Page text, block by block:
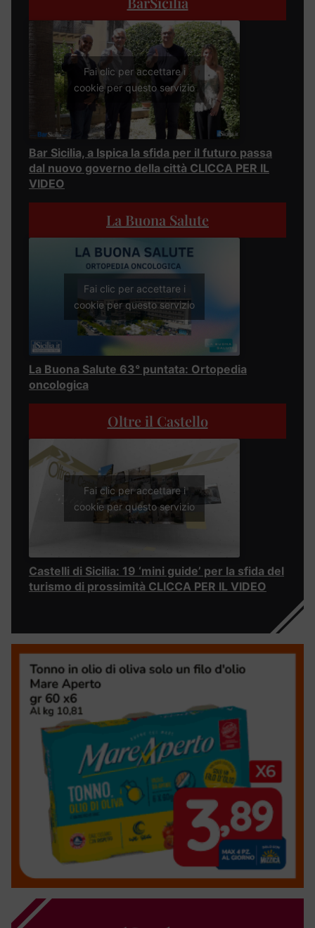
Fai clic per accettare i
cookie per questo servizio
Bar Sicilia, a Ispica la sfida per il futuro passa
dal nuovo governo della città CLICCA PER IL
VIDEO
La Buona Salute
Fai clic per accettare i
cookie per questo servizio
La Buona Salute 63° puntata: Ortopedia
oncologica
Oltre il Castello
Fai clic per accettare i
cookie per questo servizio
Castelli di Sicilia: 19 ‘mini guide’ per la sfida del
turismo di prossimità CLICCA PER IL VIDEO